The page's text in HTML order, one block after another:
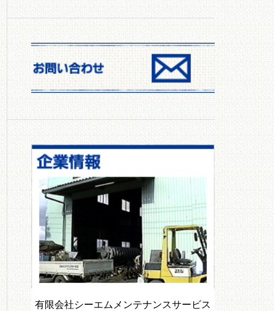
オプシ
機）
パワーズオーガ
有限会社シーエムメンテナンスサービス